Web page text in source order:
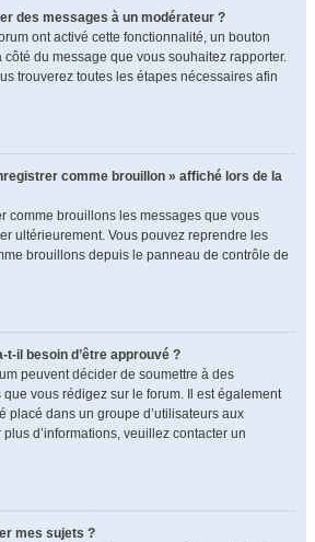
des messages à un modérateur ?
ont activé cette fonctionnalité, un bouton
du message que vous souhaitez rapporter.
trouverez toutes les étapes nécessaires afin
comme brouillon » affiché lors de la
comme brouillons les messages que vous
ultérieurement. Vous pouvez reprendre les
brouillons depuis le panneau de contrôle de
t-il besoin d’être approuvé ?
peuvent décider de soumettre à des
vous rédigez sur le forum. Il est également
placé dans un groupe d’utilisateurs aux
d’informations, veuillez contacter un
mes sujets ?